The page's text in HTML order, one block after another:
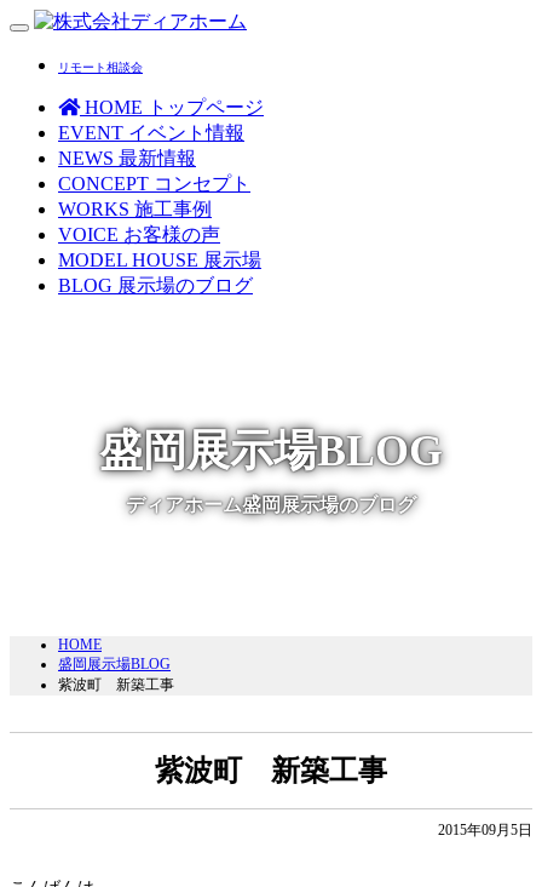
Toggle
リモート相談会
HOME
トップページ
EVENT イベント情報
NEWS 最新情報
CONCEPT コンセプト
WORKS 施工事例
VOICE お客様の声
MODEL HOUSE 展示場
BLOG 展示場のブログ
盛岡展示場BLOG
ディアホーム盛岡展示場のブログ
HOME
盛岡展示場BLOG
紫波町 新築工事
紫波町 新築工事
2015年09月5日